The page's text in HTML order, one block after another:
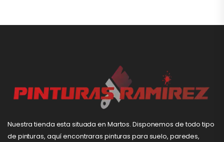
Nuestra tienda esta situada en Martos. Disponemos de todo tipo
de pinturas, aquí encontraras pinturas para suelo, paredes,